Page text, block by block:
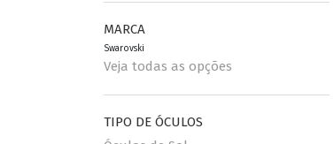
POR ESTILO
QUADRADO FUTURISTA
MARCA
Swarovski
Veja todas as opções
TIPO DE ÓCULOS